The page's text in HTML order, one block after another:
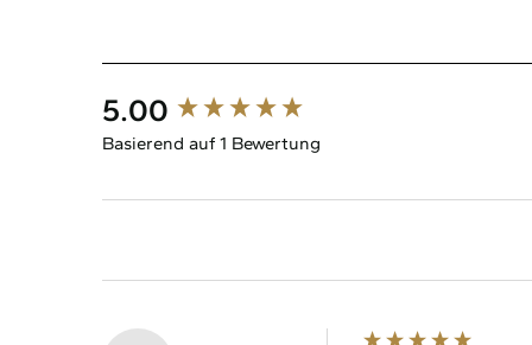
5.00
Basierend auf 1 Bewertung
New content loaded